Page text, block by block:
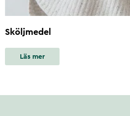
Sköljmedel
Läs mer